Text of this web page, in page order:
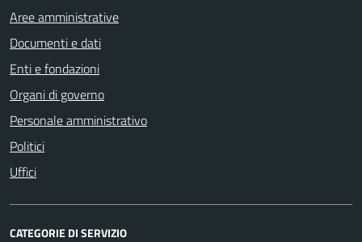
Aree amministrative
Documenti e dati
Enti e fondazioni
Organi di governo
Personale amministrativo
Politici
Uffici
CATEGORIE DI SERVIZIO